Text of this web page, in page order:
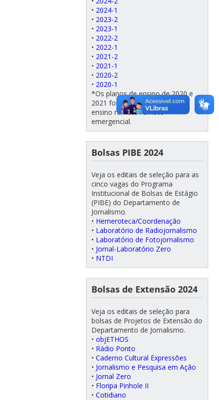
• 2024-1
• 2023-2
• 2023-1
• 2022-2
• 2022-1
• 2021-2
• 2021-1
• 2020-2
• 2020-1
*Os planos de ensino de 2020 e
2021 foram ajustados para o
ensino remoto remoto
emergencial.
Bolsas PIBE 2024
Veja os editais de seleção para as
cinco vagas do Programa
Institucional de Bolsas de Estágio
(PIBE) do Departamento de
Jornalismo.
• Hemeroteca/Coordenação
• Laboratório de Radiojornalismo
• Laboratório de Fotojornalismo
• Jornal-Laboratório Zero
• NTDI
Bolsas de Extensão 2024
Veja os editais de seleção para
bolsas de Projetos de Extensão do
Departamento de Jornalismo.
• objETHOS
• Rádio Ponto
• Caderno Cultural Expressões
• Jornalismo e Pesquisa em Ação
• Jornal Zero
• Floripa Pinhole II
• Cotidiano